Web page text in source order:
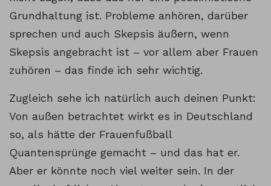
Grundhaltung ist. Probleme anhören, darüber
sprechen und auch Skepsis äußern, wenn
Skepsis angebracht ist – vor allem aber Frauen
zuhören – das finde ich sehr wichtig.
Zugleich sehe ich natürlich auch deinen Punkt:
Von außen betrachtet wirkt es in Deutschland
so, als hätte der Frauenfußball
Quantensprünge gemacht – und das hat er.
Aber er könnte noch viel weiter sein. In der